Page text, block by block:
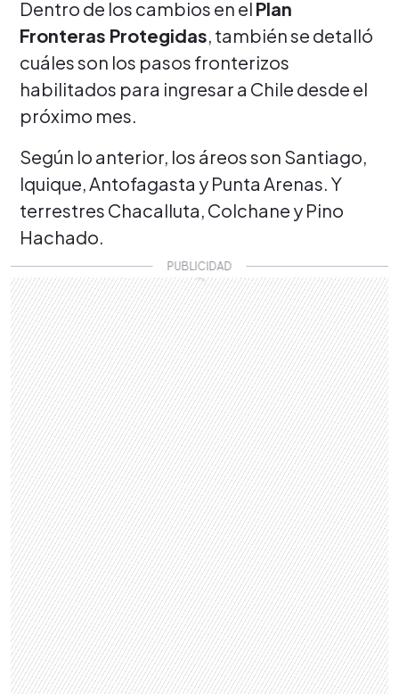
Dentro de los cambios en el Plan
Fronteras Protegidas, también se detalló
cuáles son los pasos fronterizos
habilitados para ingresar a Chile desde el
próximo mes.
Según lo anterior, los áreos son Santiago,
Iquique, Antofagasta y Punta Arenas. Y
terrestres Chacalluta, Colchane y Pino
Hachado.